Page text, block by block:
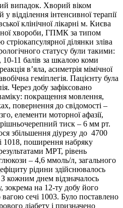
випадок. Хворий віком
у відділення інтенсивної терапії
клінічної лікарні м. Києва
хвороби, ГПМК за типом
стріокапсулярної ділянки зліва
статусу були такими:
11 балів за шкалою коми
в’яла, асиметрія мімічної
геміплегія. Пацієнту була
Через добу зафіксовано
покращення мовлення,
повернення до свідомості –
елементи моторної афазії,
тиск – 6 мм рт.
збільшення діурезу до 4700
1018, поширення набряку
МРТ, рівень
– 4,6 ммоль/л, загального
рідини здійснювалось
кожним днем відзначалось
зокрема на 12-ту добу його
сечі 1003. Було поставлено
діабету і призначено